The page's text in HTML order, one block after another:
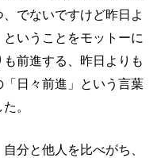
でないですけど昨日よ
いうことをモットーに
前進する、昨日よりも
日々前進」という言葉
。
分と他人を比べがち、